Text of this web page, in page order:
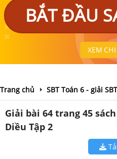
BẮT ĐẦU
XEM
Trang chủ SBT Toán 6 - giải
Giải bài 64 trang 45
Diều Tập 2